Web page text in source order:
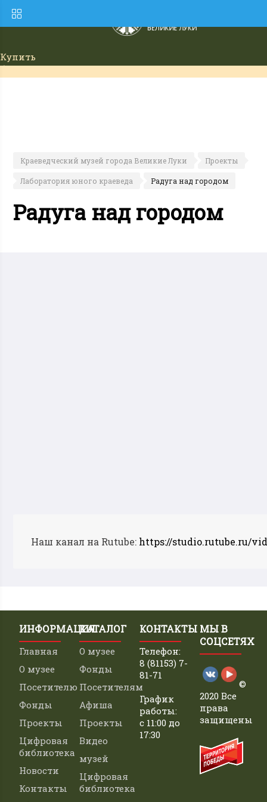
Купить
билет
Краеведческий музей города Великие Луки Проекты
Лаборатория юного краеведа Радуга над городом
Радуга над городом
Наш канал на Rutube: https://studio.rutube.ru/
ИНФОРМАЦИЯ
Главная
О музее
Посетителю
Фонды
Проекты
Цифровая
библиотека
Новости
Контакты
КАТАЛОГ
О музее
Фонды
Посетителям
Афиша
Проекты
Видео
музей
Цифровая
библиотека
КОНТАКТЫ
Телефон:
8 (81153) 7-
81-71
График
работы:
с 11:00 до
17:30
МЫ В
СОЦСЕТЯХ
©
2020 Все
права
защищены